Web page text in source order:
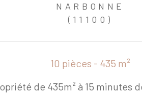
NARBONNE
(11100)
10 pièces - 435 m²
de 435m² à 15 minutes